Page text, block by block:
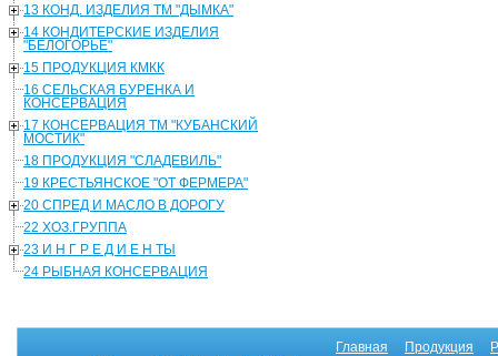
13 КОНД. ИЗДЕЛИЯ ТМ "ДЫМКА"
14 КОНДИТЕРСКИЕ ИЗДЕЛИЯ
"БЕЛОГОРЬЕ"
15 ПРОДУКЦИЯ КМКК
16 СЕЛЬСКАЯ БУРЕНКА И
КОНСЕРВАЦИЯ
17 КОНСЕРВАЦИЯ ТМ "КУБАНСКИЙ
МОСТИК"
18 ПРОДУКЦИЯ "СЛАДЕВИЛЬ"
19 КРЕСТЬЯНСКОЕ "ОТ ФЕРМЕРА"
20 СПРЕД И МАСЛО В ДОРОГУ
22 ХОЗ.ГРУППА
23 И Н Г Р Е Д И Е Н ТЫ
24 РЫБНАЯ КОНСЕРВАЦИЯ
Главная Продукция